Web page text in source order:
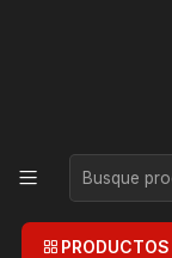
PRODUCTOS